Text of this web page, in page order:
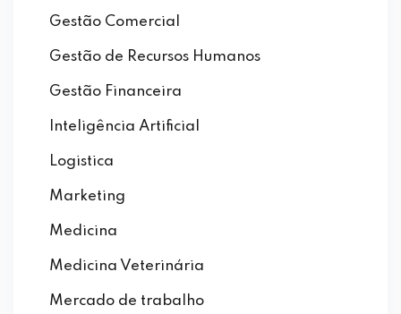
Gestão Comercial
Gestão de Recursos Humanos
Gestão Financeira
Inteligência Artificial
Logistica
Marketing
Medicina
Medicina Veterinária
Mercado de trabalho